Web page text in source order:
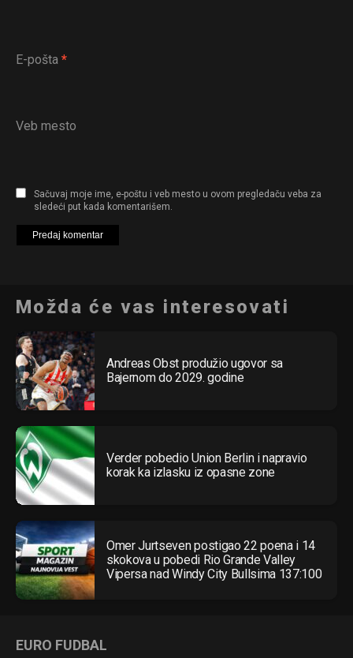
E-pošta *
Veb mesto
Sačuvaj moje ime, e-poštu i veb mesto u ovom pregledaču veba za
sledeći put kada komentarišem.
Možda će vas interesovati
Andreas Obst produžio ugovor sa
Bajernom do 2029. godine
Verder pobedio Union Berlin i napravio
korak ka izlasku iz opasne zone
Omer Jurtseven postigao 22 poena i 14
skokova u pobedi Rio Grande Valley
Vipersa nad Windy City Bullsima 137:100
EURO FUDBAL